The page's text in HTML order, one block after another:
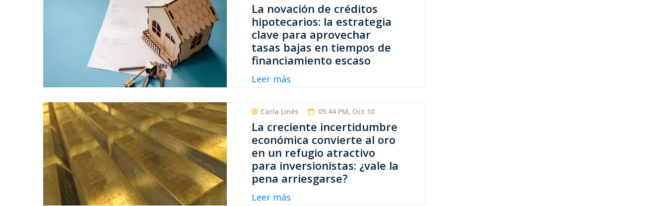
La novación de créditos
hipotecarios: la estrategia
clave para aprovechar
tasas bajas en tiempos de
financiamiento escaso
Leer más
Carla Linés 05:44 PM, Oct 10
La creciente incertidumbre
económica convierte al oro
en un refugio atractivo
para inversionistas: ¿vale la
pena arriesgarse?
Leer más